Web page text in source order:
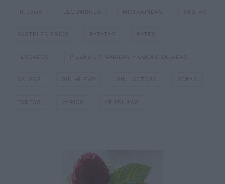
HUEVOS LEGUMBRES MICROONDAS PASTAS
PASTELES FRÍOS PATATAS PATÉS
PESCADOS PIZZAS EMPANADAS Y COCAS SALADAS
SALSAS SIN HUEVO SIN LACTOSA SOPAS
TARTAS VARIOS VERDURAS